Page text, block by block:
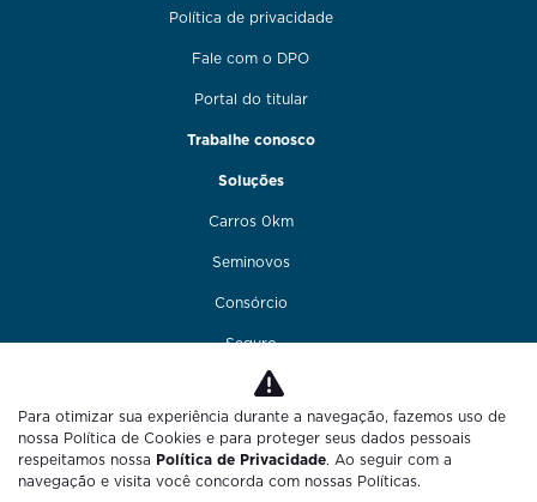
Política de privacidade
Fale com o DPO
Portal do titular
Trabalhe conosco
Soluções
Carros 0km
Seminovos
Consórcio
Seguro
Financiamento
Funilaria e pintura
Fale conosco
Para otimizar sua experiência durante a navegação, fazemos uso de
nossa Política de Cookies e para proteger seus dados pessoais
respeitamos nossa Política de Privacidade. Ao seguir com a
navegação e visita você concorda com nossas Políticas.